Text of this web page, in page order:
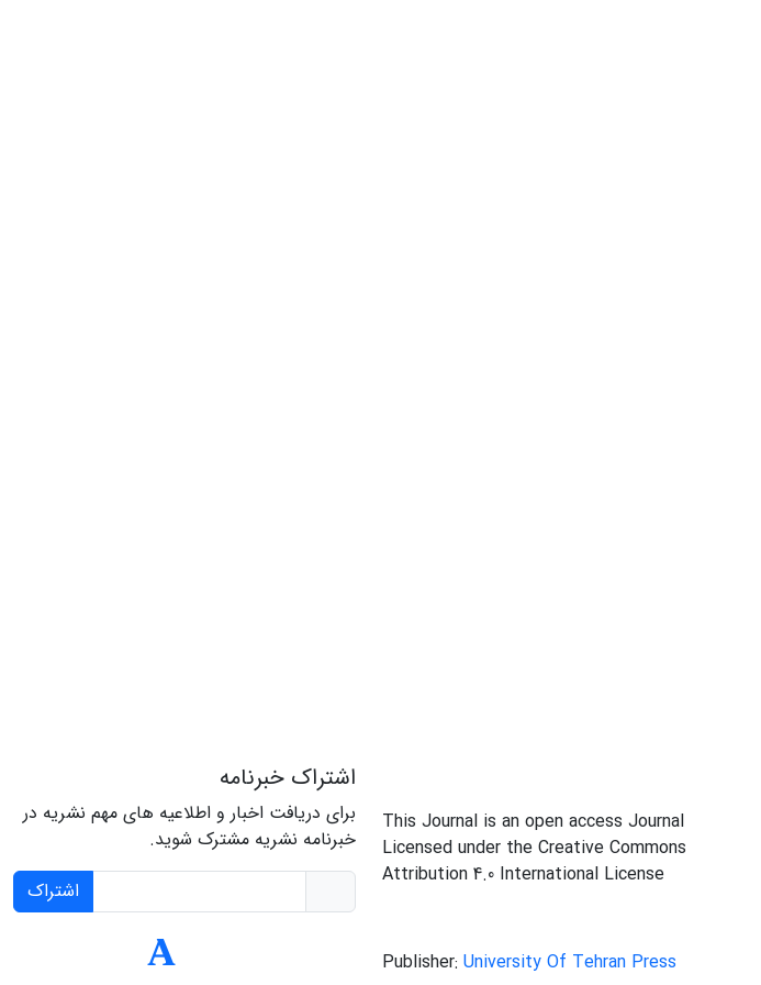
This Journal is an open access Journal
Licensed under the Creative Commons
Attribution 4.0 International License
Publisher: University Of Tehran Press
اشتراک خبرنامه
برای دریافت اخبار و اطلاعیه های مهم نشریه در
خبرنامه نشریه مشترک شوید.
اشتراک